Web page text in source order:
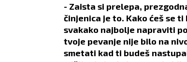
- Zaista si prelepa,
činjenica je to. Kako ćeš se
svakako najbolje napraviti
tvoje pevanje nije bilo na
smetati kad ti budeš